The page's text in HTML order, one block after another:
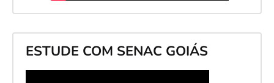
ESTUDE COM SENAC GOIÁS